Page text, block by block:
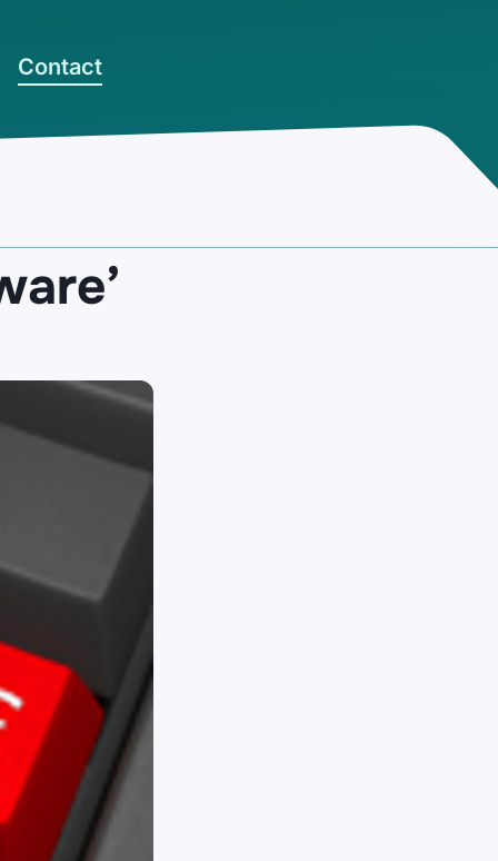
Contact